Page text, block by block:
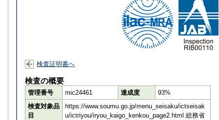
検査証明書へ
検査の概要
管理番号 mic24461 達成度
93%
検査対象品
目
https://www.soumu.go.jp/menu_seisaku/ictseisak
u/ictriyou/iryou_kaigo_kenkou_page2.html 総務省